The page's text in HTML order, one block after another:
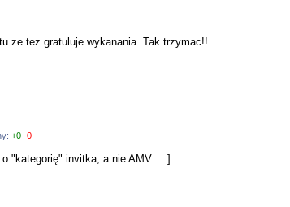
ze tez gratuluje wykanania. Tak trzymac!!
+0 -0
"kategorię" invitka, a nie AMV... :]